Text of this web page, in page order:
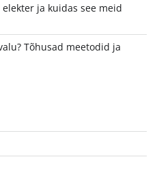
ja kuidas see meid
Tõhusad meetodid ja